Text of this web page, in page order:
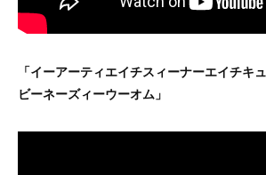
「イーアーティエイチスィーナーエイチキ
ビーネーズィーウーオム」